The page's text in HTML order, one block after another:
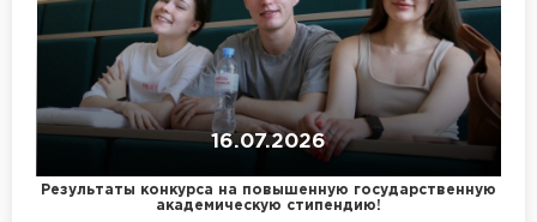
16.07.2026
Результаты конкурса на повышенную государственную
академическую стипендию!